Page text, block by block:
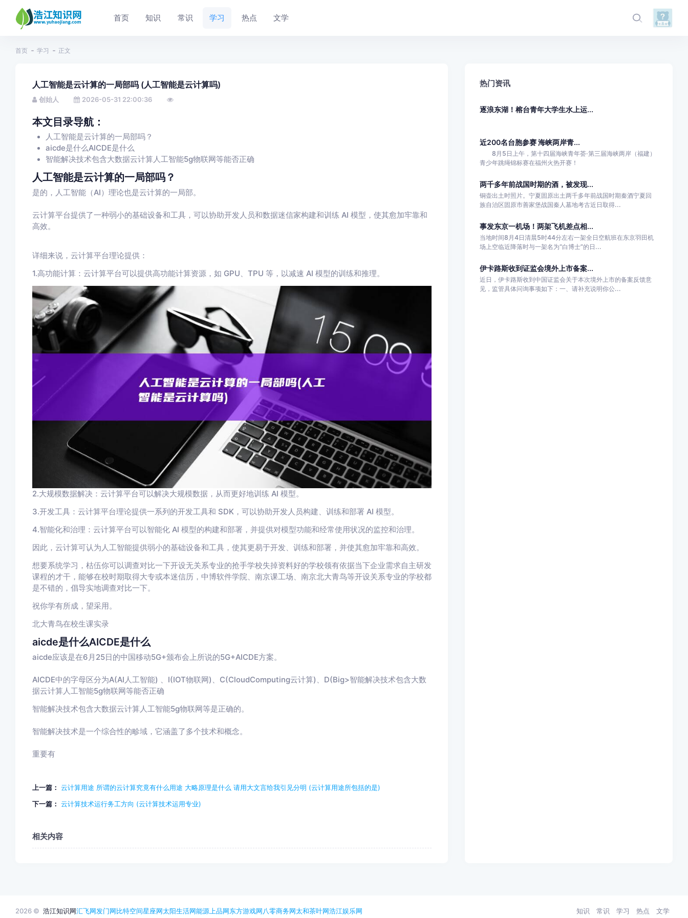
首页 知识 常识 学习 热点 文学
首页 学习 正文
人工智能是云计算的一局部吗 (人工智能是云计算吗)
创始人 2026-05-31 22:00:36
本文目录导航：
人工智能是云计算的一局部吗？
aicde是什么AICDE是什么
智能解决技术包含大数据云计算人工智能5g物联网等能否正确
人工智能是云计算的一局部吗？
是的，人工智能（AI）理论也是云计算的一局部。
云计算平台提供了一种弱小的基础设备和工具，可以协助开发人员和数据迷信家构建和训练 AI 模型，使其愈加牢靠和
高效。
详细来说，云计算平台理论提供：
1.高功能计算：云计算平台可以提供高功能计算资源，如 GPU、TPU 等，以减速 AI 模型的训练和推理。
2.大规模数据解决：云计算平台可以解决大规模数据，从而更好地训练 AI 模型。
3.开发工具：云计算平台理论提供一系列的开发工具和 SDK，可以协助开发人员构建、训练和部署 AI 模型。
4.智能化和治理：云计算平台可以智能化 AI 模型的构建和部署，并提供对模型功能和经常使用状况的监控和治理。
因此，云计算可认为人工智能提供弱小的基础设备和工具，使其更易于开发、训练和部署，并使其愈加牢靠和高效。
想要系统学习，枯伍你可以调查对比一下开设无关系专业的抢手学校失掉资料好的学校领有依据当下企业需求自主研发
课程的才干，能够在校时期取得大专或本迷信历，中博软件学院、南京课工场、南京北大青鸟等开设关系专业的学校都
是不错的，倡导实地调查对比一下。
祝你学有所成，望采用。
北大青鸟在校生课实录
aicde是什么AICDE是什么
aicde应该是在6月25日的中国移动5G+颁布会上所说的5G+AICDE方案。
AICDE中的字母区分为A(AI人工智能) 、I(IOT物联网)、C(CloudComputing云计算)、D(Big>智能解决技术包含大数
据云计算人工智能5g物联网等能否正确
智能解决技术包含大数据云计算人工智能5g物联网等是正确的。
智能解决技术是一个综合性的畛域，它涵盖了多个技术和概念。
重要有
上一篇： 云计算用途 所谓的云计算究竟有什么用途 大略原理是什么 请用大文言给我引见分明 (云计算用途所包括的是)
下一篇： 云计算技术运行务工方向 (云计算技术运用专业)
相关内容
热门资讯
逐浪东湖！榕台青年大学生水上运...
近200名台胞参赛 海峡两岸青...
8月5日上午，第十四届海峡青年荟·第三届海峡两岸（福建）
青少年跳绳锦标赛在福州火热开赛！
两千多年前战国时期的酒，被发现...
铜壶出土时照片。宁夏固原出土两千多年前战国时期秦酒宁夏回
族自治区固原市善家堡战国秦人墓地考古近日取得...
事发东京一机场！两架飞机差点相...
当地时间8月4日清晨5时44分左右一架全日空航班在东京羽田机
场上空临近降落时与一架名为“白博士”的日...
伊卡路斯收到证监会境外上市备案...
近日，伊卡路斯收到中国证监会关于本次境外上市的备案反馈意
见，监管具体问询事项如下：一、请补充说明你公...
2026 © 浩江知识网汇飞网发门网比特空间星座网太阳生活网能源 上品网东方游戏网八零商务网太和茶叶网浩江娱乐网 知识 常识 学习 热点 文学